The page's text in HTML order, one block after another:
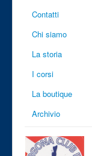
Contatti
Chi siamo
La storia
I corsi
La boutique
Archivio